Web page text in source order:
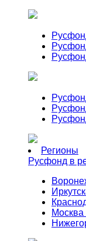
Регионы
Русфонд в
Москва